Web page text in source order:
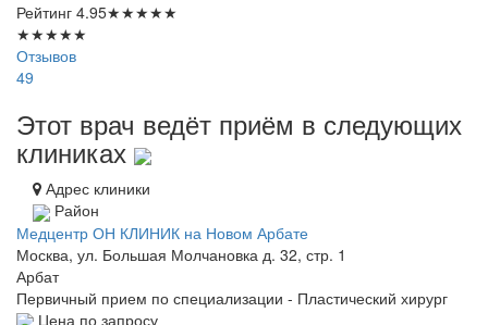
Рейтинг 4.95★★★★★
★★★★★
Отзывов
49
Этот врач ведёт приём в следующих
клиниках
Адрес клиники
Район
Медцентр ОН КЛИНИК на Новом Арбате
Москва, ул. Большая Молчановка д. 32, стр. 1
Арбат
Первичный прием по специализации - Пластический хирург
Цена по запросу